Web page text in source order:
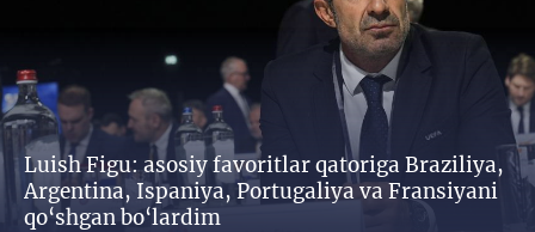
Luish Figu: asosiy favoritlar qatoriga Braziliya,
Argentina, Ispaniya, Portugaliya va Fransiyani
qo‘shgan bo‘lardim